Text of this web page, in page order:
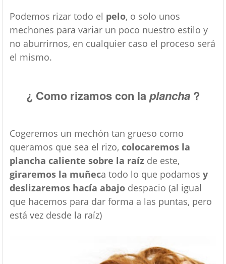
Podemos rizar todo el pelo, o solo unos
mechones para variar un poco nuestro estilo y
no aburrirnos, en cualquier caso el proceso será
el mismo.
¿ Como rizamos con laplancha ?
Cogeremos un mechón tan grueso como
queramos que sea el rizo, colocaremos la
plancha caliente sobre la raízde este,
giraremos la muñeca todo lo que podamos y
deslizaremos hacía abajodespacio (al igual
que hacemos para dar forma a las puntas, pero
está vez desde la raíz)